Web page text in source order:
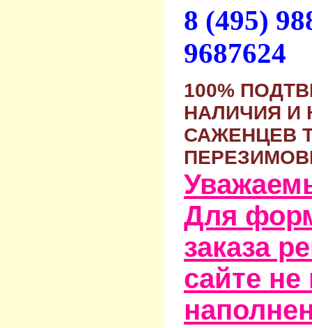
8 (495)
9687624
100%
НАЛИЧИЯ И
САЖЕНЦЕВ
Для
заказа
сайте